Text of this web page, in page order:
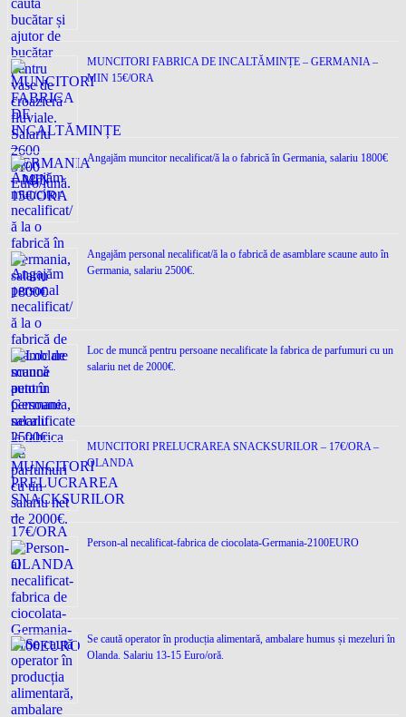
MUNCITORI FABRICA DE INCALTĂMINȚE – GERMANIA –
MIN 15€/ORA
Angajăm muncitor necalificat/ă la o fabrică în Germania, salariu 1800€
Angajăm personal necalificat/ă la o fabrică de asamblare scaune auto în
Germania, salariu 2500€.
Loc de muncǎ pentru persoane necalificate la fabrica de parfumuri cu un
salariu net de 2000€.
MUNCITORI PRELUCRAREA SNACKSURILOR – 17€/ORA –
OLANDA
Person-al necalificat-fabrica de ciocolata-Germania-2100EURO
Se caută operator în producția alimentară, ambalare humus și mezeluri în
Olanda. Salariu 13-15 Euro/oră.